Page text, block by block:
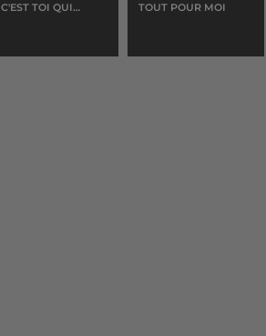
C'EST TOI QUI
TOUT POUR MOI